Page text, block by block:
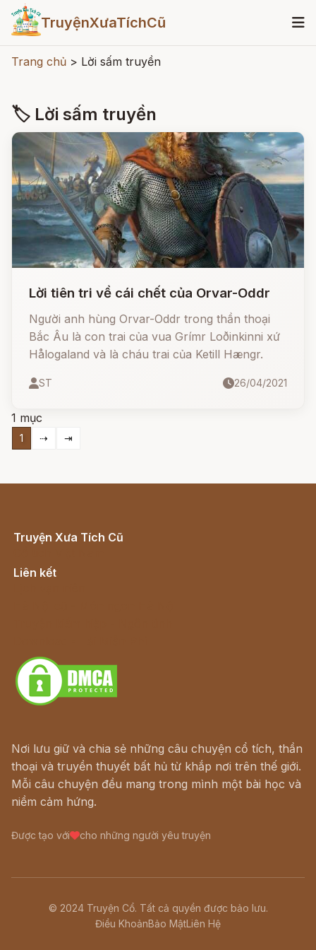
TruyệnXưaTíchCũ
Trang chủ > Lời sấm truyền
🏷 Lời sấm truyền
Lời tiên tri về cái chết của Orvar-Oddr
Người anh hùng Orvar-Oddr trong thần thoại
Bắc Âu là con trai của vua Grímr Loðinkinni xứ
Hålogaland và là cháu trai của Ketill Hængr.
ST 26/04/2021
1 mục
1 ⇢ ⇥
Truyện Xưa Tích Cũ
Liên kết
Nơi lưu giữ và chia sẻ những câu chuyện cổ tích, thần
thoại và truyền thuyết bất hủ từ khắp nơi trên thế giới.
Mỗi câu chuyện đều mang trong mình một bài học và
niềm cảm hứng.
Được tạo với cho những người yêu truyện
© 2024 Truyện Cổ. Tất cả quyền được bảo lưu.
Điều KhoảnBảo MậtLiên Hệ